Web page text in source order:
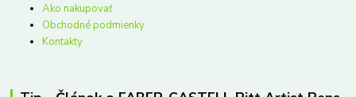
Ako nakupovať
Obchodné podmienky
Kontakty